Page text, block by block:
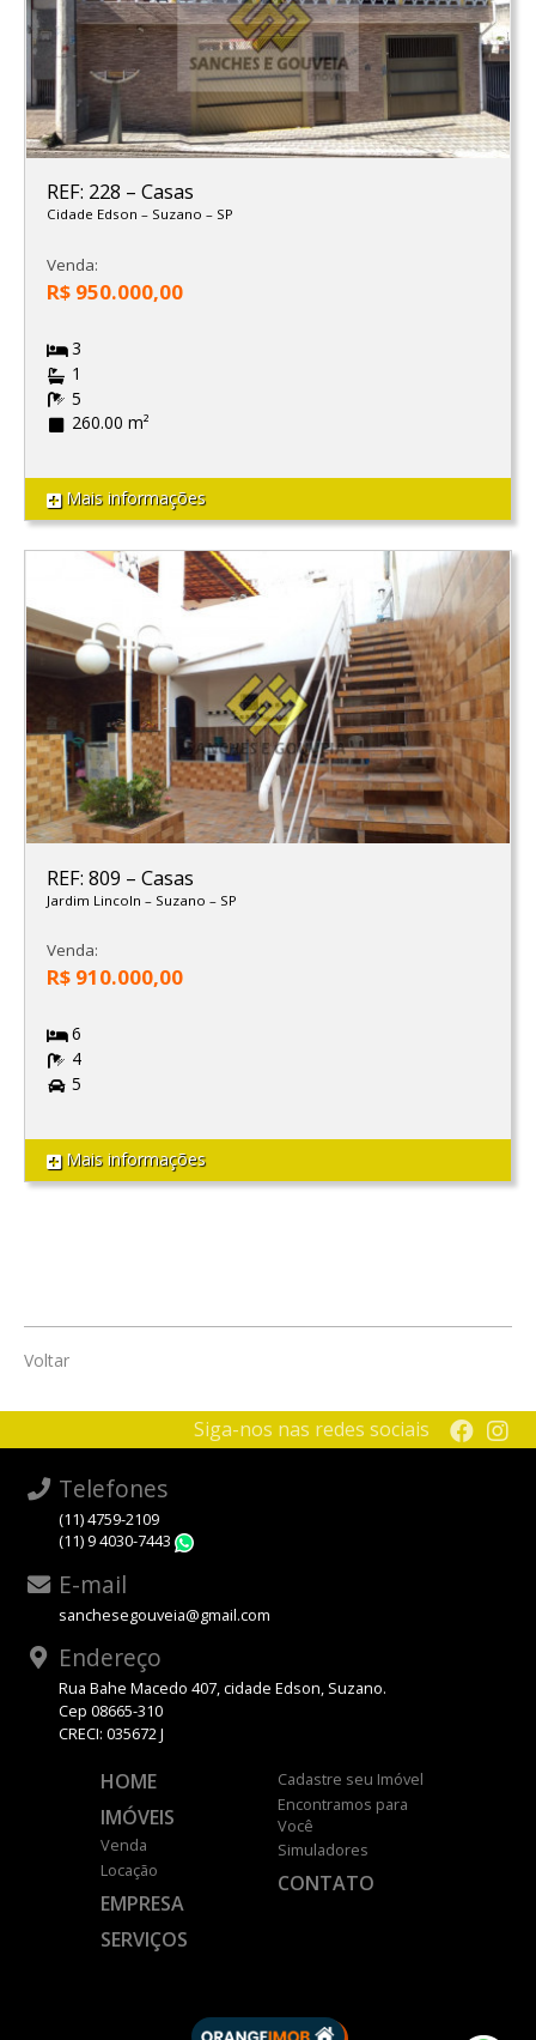
REF: 228 – Casas
Cidade Edson – Suzano – SP
Venda:
R$ 950.000,00
3
1
5
260.00 m²
Mais informações
REF: 809 – Casas
Jardim Lincoln – Suzano – SP
Venda:
R$ 910.000,00
6
4
5
Mais informações
Voltar
Siga-nos nas redes sociais
Telefones
(11) 4759-2109
(11) 9 4030-7443
E-mail
sanchesegouveia@gmail.com
Endereço
Rua Bahe Macedo 407, cidade Edson, Suzano.
Cep 08665-310
CRECI: 035672 J
HOME
IMÓVEIS
Venda
Locação
EMPRESA
SERVIÇOS
Cadastre seu Imóvel
Encontramos para
Você
Simuladores
CONTATO